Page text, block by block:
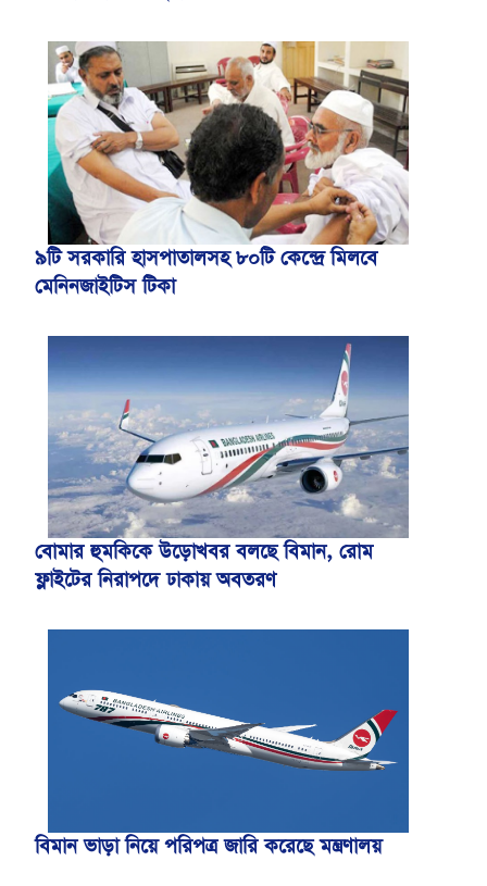
৯টি সরকারি হাসপাতালসহ ৮০টি কেন্দ্রে মিলবে
মেনিনজাইটিস টিকা
বোমার হুমকিকে উড়োখবর বলছে বিমান, রোম
ফ্লাইটের নিরাপদে ঢাকায় অবতরণ
বিমান ভাড়া নিয়ে পরিপত্র জারি করেছে মন্ত্রণালয়